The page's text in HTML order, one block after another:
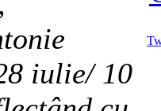
iulie/ 10